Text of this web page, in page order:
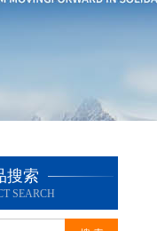
搜索
SEARCH